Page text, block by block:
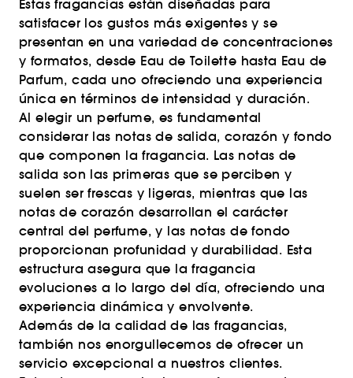
Estas fragancias están diseñadas para
satisfacer los gustos más exigentes y se
presentan en una variedad de concentraciones
y formatos, desde Eau de Toilette hasta Eau de
Parfum, cada uno ofreciendo una experiencia
única en términos de intensidad y duración.
Al elegir un perfume, es fundamental
considerar las notas de salida, corazón y fondo
que componen la fragancia. Las notas de
salida son las primeras que se perciben y
suelen ser frescas y ligeras, mientras que las
notas de corazón desarrollan el carácter
central del perfume, y las notas de fondo
proporcionan profunidad y durabilidad. Esta
estructura asegura que la fragancia
evoluciones a lo largo del día, ofreciendo una
experiencia dinámica y envolvente.
Además de la calidad de las fragancias,
también nos enorgullecemos de ofrecer un
servicio excepcional a nuestros clientes.